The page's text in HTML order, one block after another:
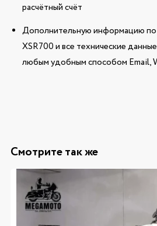
расчётный счёт
Дополнительную информацию
XSR700 и все технические
любым удобным способом Email,
Смотрите так же